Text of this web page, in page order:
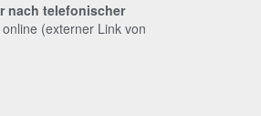
nach telefonischer
online (externer Link von